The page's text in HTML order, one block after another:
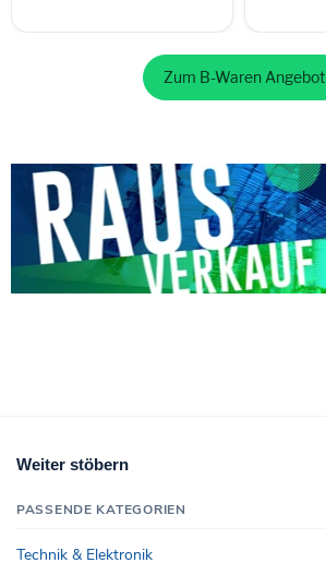
Zum B-Waren Angebot
Weiter stöbern
PASSENDE KATEGORIEN
Technik & Elektronik